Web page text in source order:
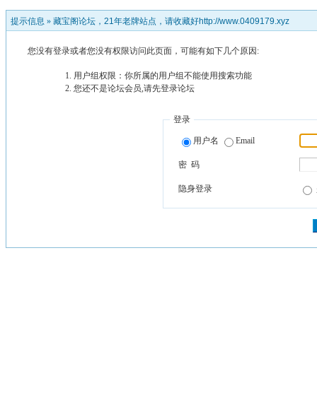
提示信息 » 藏宝阁论坛，21年老牌站点，请收藏好http://www.0409179.xyz
您没有登录或者您没有权限访问此页面，可能有如下几个原因:
用户组权限：你所属的用户组不能使用搜索功能
您还不是论坛会员,请先登录论坛
登录
用户名 Email
密 码
隐身登录